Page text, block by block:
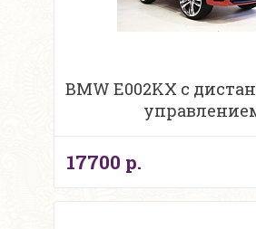
BMW E002KX с
17700 р.